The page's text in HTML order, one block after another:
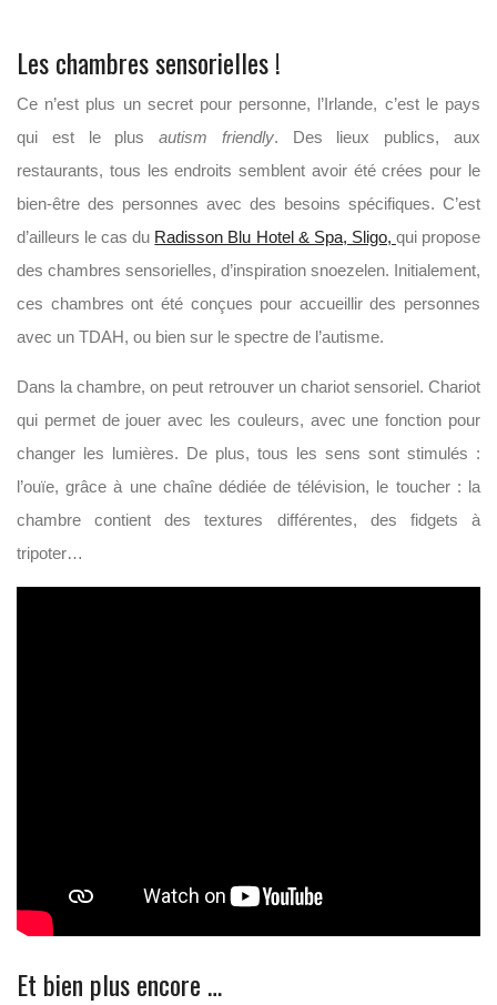
Les chambres sensorielles !
Ce n’est plus un secret pour personne, l’Irlande, c’est le pays
qui est le plusautism friendly. Des lieux publics, aux
restaurants, tous les endroits semblent avoir été crées pour le
bien-être des personnes avec des besoins spécifiques. C’est
d’ailleurs le cas du Radisson Blu Hotel & Spa, Sligo, qui propose
des chambres sensorielles, d’inspiration snoezelen. Initialement,
ces chambres ont été conçues pour accueillir des personnes
avec un TDAH, ou bien sur le spectre de l’autisme.
Dans la chambre, on peut retrouver un chariot sensoriel. Chariot
qui permet de jouer avec les couleurs, avec une fonction pour
changer les lumières. De plus, tous les sens sont stimulés :
l’ouïe, grâce à une chaîne dédiée de télévision, le toucher : la
chambre contient des textures différentes, des fidgets à
tripoter…
Et bien plus encore …